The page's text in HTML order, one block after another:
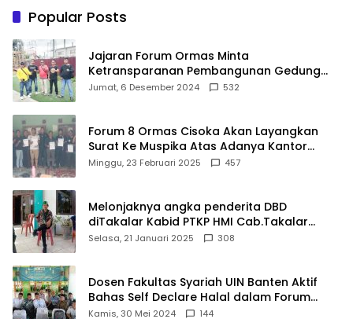
Sasaran
Popular Posts
Jajaran Forum Ormas Minta
Ketransparanan Pembangunan Gedung
Damkar Di Kecamatan Cisoka
Jumat, 6 Desember 2024 532
Forum 8 Ormas Cisoka Akan Layangkan
Surat Ke Muspika Atas Adanya Kantor
Matel di Cisoka
Minggu, 23 Februari 2025 457
Melonjaknya angka penderita DBD
diTakalar Kabid PTKP HMI Cab.Takalar
angkat bicara
Selasa, 21 Januari 2025 308
Dosen Fakultas Syariah UIN Banten Aktif
Bahas Self Declare Halal dalam Forum
Ijtima Ulama MUI
Kamis, 30 Mei 2024 144